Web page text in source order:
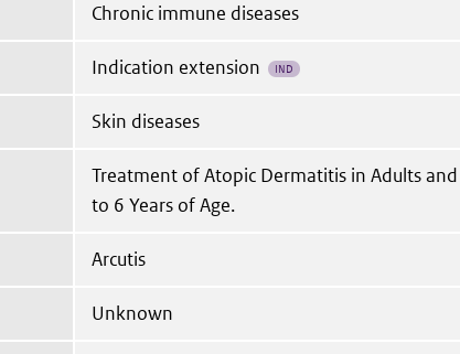
Chronic immune diseases
Indication extension IND
Skin diseases
Treatment of Atopic Dermatitis in Adults
to 6 Years of Age.
Arcutis
Unknown